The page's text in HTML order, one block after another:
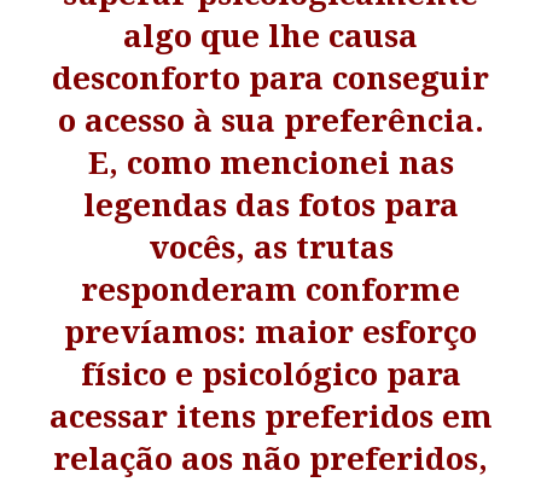
algo que lhe causa
desconforto para conseguir
o acesso à sua preferência.
E, como mencionei nas
legendas das fotos para
vocês, as trutas
responderam conforme
prevíamos: maior esforço
físico e psicológico para
acessar itens preferidos em
relação aos não preferidos,